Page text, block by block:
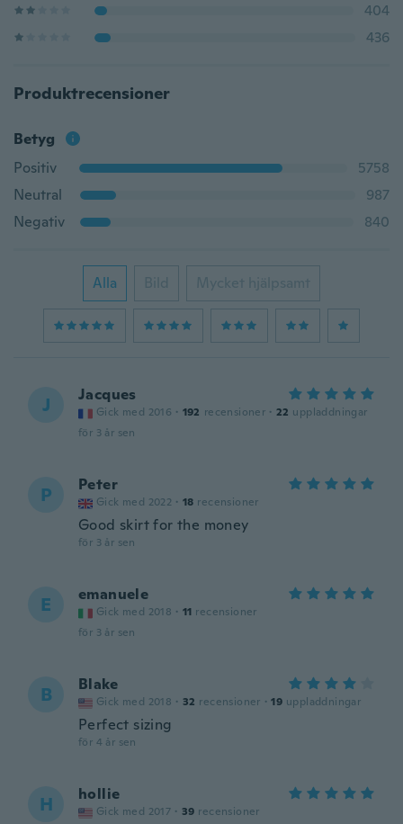
404
436
Produktrecensioner
Betyg
Positiv
5758
Neutral
987
Negativ
840
Alla Bild Mycket hjälpsamt
J Jacques
Gick med 2016 · 192 recensioner · 22 uppladdningar
för 3 år sen
P Peter
Gick med 2022 · 18 recensioner
Good skirt for the money
för 3 år sen
E emanuele
Gick med 2018 · 11 recensioner
för 3 år sen
B Blake
Gick med 2018 · 32 recensioner · 19 uppladdningar
Perfect sizing
för 4 år sen
H hollie
Gick med 2017 · 39 recensioner